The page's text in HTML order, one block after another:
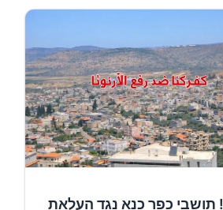
תושבי כפר כנא נגד העלאת